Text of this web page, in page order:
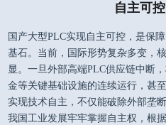
自主可
国产大型PLC实现自主可控，是保
基石。当前，国际形势复杂多变，
显。一旦外部高端PLC供应链中断
金等关键基础设施的连续运行，甚
实现技术自主，不仅能破除外部垄
我国工业发展牢牢掌握自主权，根